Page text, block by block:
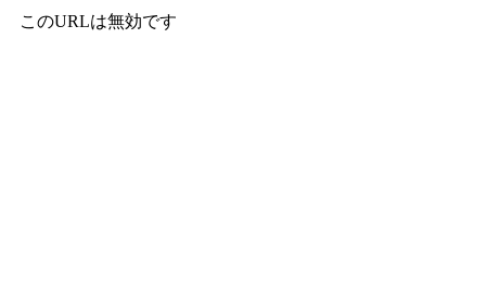
このURLは無効です